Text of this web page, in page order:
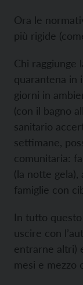
Ora le
più rigide
Chi raggiunge
quarantena in
giorni in
(con il bagno
sanitario
settimane,
comunitaria:
(la notte gela),
famiglie con
In tutto
uscire con
entrarne altri)
mesi e mezzo